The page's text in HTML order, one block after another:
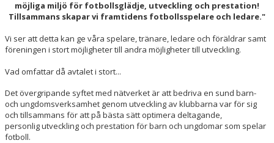
möjliga miljö för fotbollsglädje, utveckling och prestation!
Tillsammans skapar vi framtidens fotbollsspelare och ledare."
Vi ser att detta kan ge våra spelare, tränare, ledare och föräldrar samt
föreningen i stort möjligheter till andra möjligheter till utveckling.
Vad omfattar då avtalet i stort...
Det övergripande syftet med nätverket är att bedriva en sund barn-
och ungdomsverksamhet genom utveckling av klubbarna var för sig
och tillsammans för att på bästa sätt optimera deltagande,
personlig utveckling och prestation för barn och ungdomar som spelar
fotboll.